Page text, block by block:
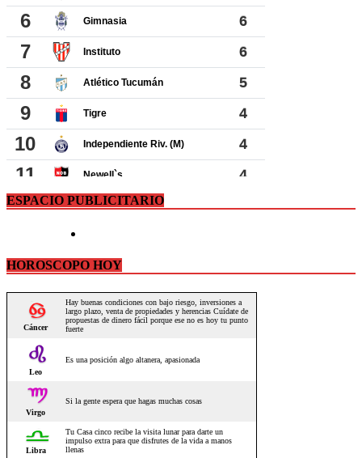
ESPACIO PUBLICITARIO
HOROSCOPO HOY